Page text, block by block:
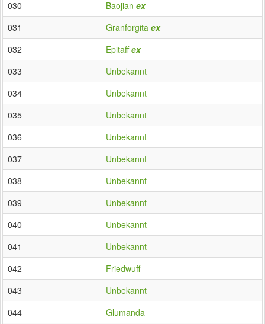
030 Baojian ex
031
Granforgita ex
032
Epitaffex
033
Unbekannt
034
Unbekannt
035
Unbekannt
036
Unbekannt
037
Unbekannt
038
Unbekannt
039
Unbekannt
040
Unbekannt
041
Unbekannt
042
Friedwuff
043
Unbekannt
044
Glumanda